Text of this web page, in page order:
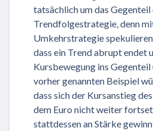
tatsächlich um das Gegenteil
Trendfolgestrategie, denn
Umkehrstrategie
dass ein Trend abrupt endet
Kursbewegung ins
vorher genannten Beispiel
dass sich der Kursanstieg
dem Euro nicht weiter
stattdessen an Stärke